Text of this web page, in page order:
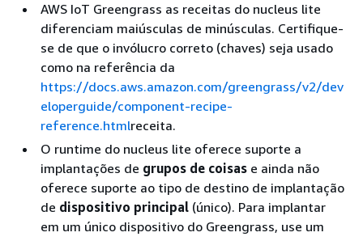
AWS IoT Greengrass as receitas do nucleus lite
diferenciam maiúsculas de minúsculas. Certifique-
se de que o invólucro correto (chaves) seja usado
como na referência da
https://docs.aws.amazon.com/greengrass/v2/dev
eloperguide/component-recipe-
reference.htmlreceita.
O runtime do nucleus lite oferece suporte a
implantações de grupos de coisas e ainda não
oferece suporte ao tipo de destino de implantação
de dispositivo principal (único). Para implantar
em um único dispositivo do Greengrass, use um